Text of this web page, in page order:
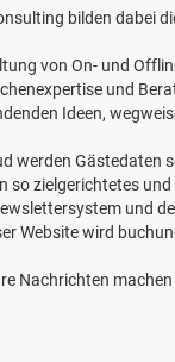
bilden dabei
von On- und
und
Ideen,
werden Gästedaten
so zielgerichtetes
und
Website wird
Nachrichten machen